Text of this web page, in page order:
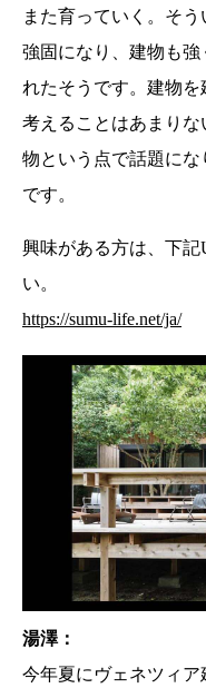
また育っていく。そ
強固になり、建物も
れたそうです。建物
考えることはあまり
物という点で話題に
です。
興味がある方は、下
い。
https://sumu-life.net/ja/
湯澤：
今年夏にヴェネツィ